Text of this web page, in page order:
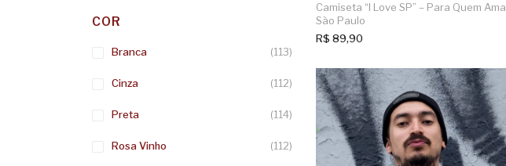
COR
Branca (113)
Cinza (112)
Preta (114)
Rosa Vinho (112)
Camiseta “I Love SP” – Para Quem Ama
São Paulo
R$ 89,90